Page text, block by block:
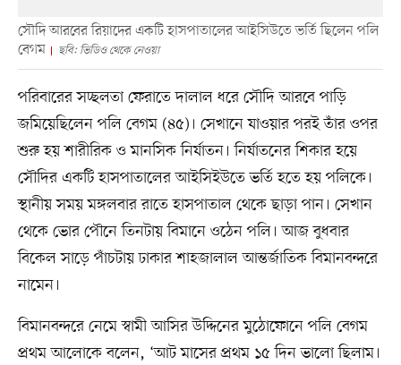
সৌদি আরবের রিয়াদের একটি হাসপাতালের আইসিউতে ভর্তি ছিলেন পলি
বেগম
ছবি: ভিডিও থেকে নেওয়া
পরিবারের সচ্ছলতা ফেরাতে দালাল ধরে সৌদি আরবে পাড়ি
জমিয়েছিলেন পলি বেগম (৪৫)। সেখানে যাওয়ার পরই তাঁর ওপর
শুরু হয় শারীরিক ও মানসিক নির্যাতন। নির্যাতনের শিকার হয়ে
সৌদির একটি হাসপাতালের আইসিইউতে ভর্তি হতে হয় পলিকে।
স্থানীয় সময় মঙ্গলবার রাতে হাসপাতাল থেকে ছাড়া পান। সেখান
থেকে ভোর পৌনে তিনটায় বিমানে ওঠেন পলি। আজ বুধবার
বিকেল সাড়ে পাঁচটায় ঢাকার শাহজালাল আন্তর্জাতিক বিমানবন্দরে
নামেন।
বিমানবন্দরে নেমে স্বামী আসির উদ্দিনের মুঠোফোনে পলি বেগম
প্রথম আলোকে বলেন, ‘আট মাসের প্রথম ১৫ দিন ভালো ছিলাম।